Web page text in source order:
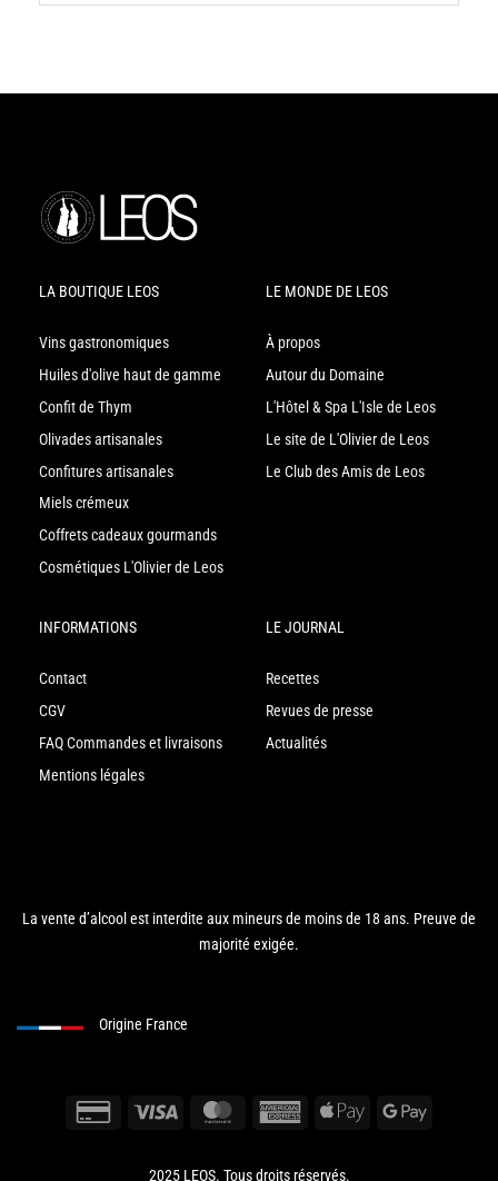
LA BOUTIQUE LEOS
Vins gastronomiques
Huiles d'olive haut de gamme
Confit de Thym
Olivades artisanales
Confitures artisanales
Miels crémeux
Coffrets cadeaux gourmands
Cosmétiques L'Olivier de Leos
LE MONDE DE LEOS
À propos
Autour du Domaine
L'Hôtel & Spa L'Isle de Leos
Le site de L'Olivier de Leos
Le Club des Amis de Leos
INFORMATIONS
Contact
CGV
FAQ Commandes et livraisons
Mentions légales
LE JOURNAL
Recettes
Revues de presse
Actualités
La vente d’alcool est interdite aux mineurs de moins de 18 ans. Preuve de
majorité exigée.
2025 LEOS. Tous droits réservés.
Origine France